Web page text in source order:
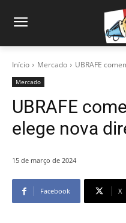
Início Mercado UBRAFE
Mercado
UBRAFE
elege nova
15 de março de 2024
Facebook X